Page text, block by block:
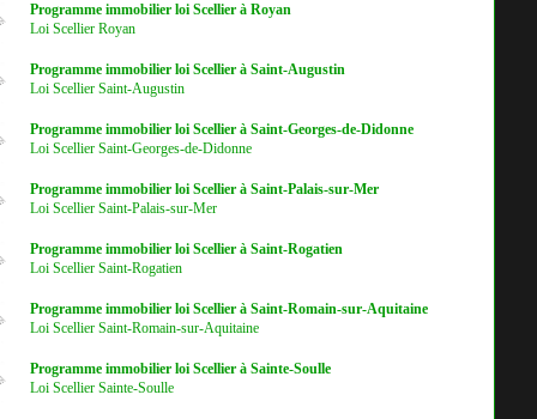
Programme immobilier loi Scellier à Royan
Loi Scellier Royan
Programme immobilier loi Scellier à Saint-Augustin
Loi Scellier Saint-Augustin
Programme immobilier loi Scellier à Saint-Georges-de-Didonne
Loi Scellier Saint-Georges-de-Didonne
Programme immobilier loi Scellier à Saint-Palais-sur-Mer
Loi Scellier Saint-Palais-sur-Mer
Programme immobilier loi Scellier à Saint-Rogatien
Loi Scellier Saint-Rogatien
Programme immobilier loi Scellier à Saint-Romain-sur-Aquitaine
Loi Scellier Saint-Romain-sur-Aquitaine
Programme immobilier loi Scellier à Sainte-Soulle
Loi Scellier Sainte-Soulle